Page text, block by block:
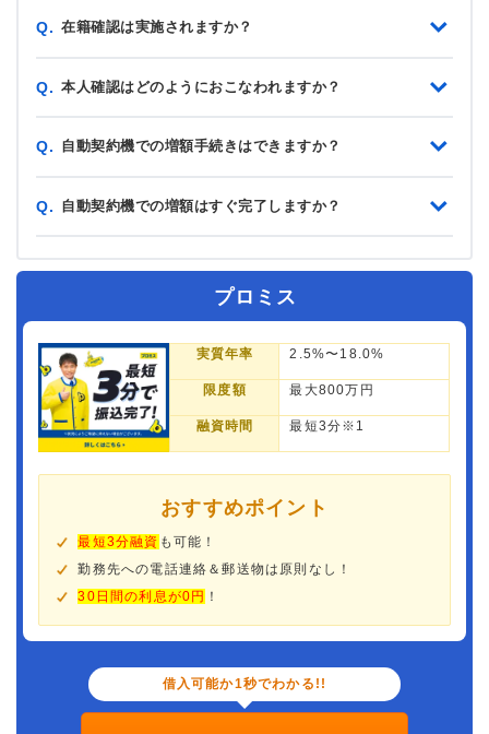
Q. 在籍確認は実施されますか？
Q. 本人確認はどのようにおこなわれますか？
Q. 自動契約機での増額手続きはできますか？
Q. 自動契約機での増額はすぐ完了しますか？
プロミス
実質年率 2.5%〜18.0%
限度額 最大800万円
融資時間 最短3分※1
おすすめポイント
最短3分融資 も可能！
勤務先への電話連絡＆郵送物は原則なし！
30日間の利息が0円 ！
借入可能か1秒でわかる!!